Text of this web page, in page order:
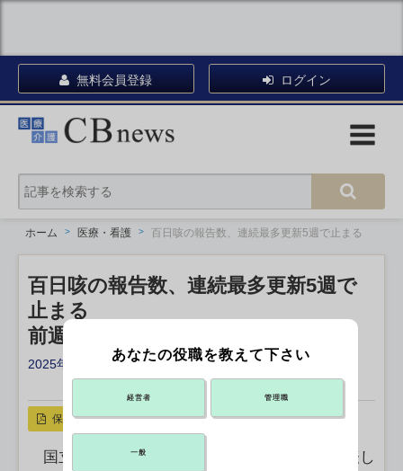
無料会員登録 ログイン
ホーム 医療・看護 百日咳の報告数、連続最多更新5週で止まる
百日咳の報告数、連続最多更新5週で
止まる
前週比13％減3,399人 JIHS公表
2025年08月05日 12:10
リンクをコピー X ポスト
保存
国立健康危機管理研究機構（JIHS）が5日公表し
あなたの役職を教えて下さい
経営者 管理職
一般